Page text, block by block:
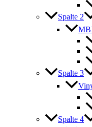
Spalte 2
Spalte 3
Spalte 4